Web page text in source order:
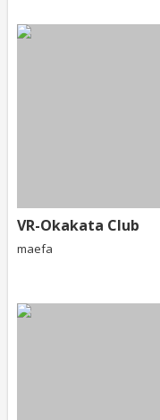
VR-Okakata Club
maefa